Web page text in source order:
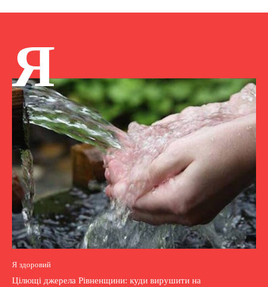
Я
Я здоровий
Цілющі джерела Рівненщини: куди вирушити на